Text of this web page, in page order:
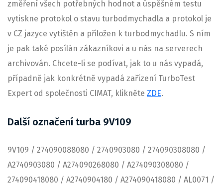
změření všech potřebných hodnot a úspěšném testu
vytiskne protokol o stavu turbodmychadla a protokol je
v CZ jazyce vytištěn a přiložen k turbodmychadlu. S ním
je pak také posílán zákazníkovi a u nás na serverech
archivován. Chcete-li se podívat, jak to u nás vypadá,
případně jak konkrétně vypadá zařízení TurboTest
Expert od společnosti CIMAT, klikněte ZDE.
Další označení turba 9V109
9V109 / 274090088080 / 2740903080 / 274090308080 /
A2740903080 / A274090268080 / A274090308080 /
274090418080 / A2740904180 / A274090418080 / AL0071 /